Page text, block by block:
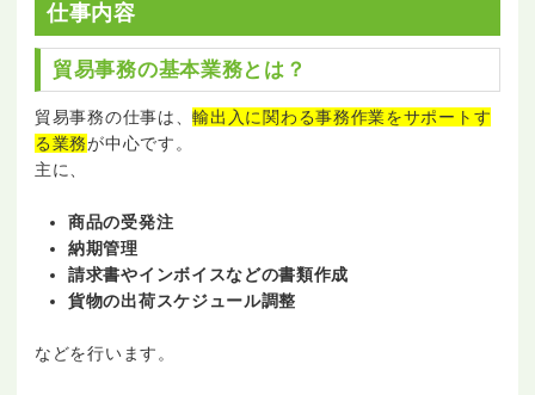
仕事内容
貿易事務の基本業務とは？
貿易事務の仕事は、輸出入に関わる事務作業をサポートす
る業務が中心です。
主に、
商品の受発注
納期管理
請求書やインボイスなどの書類作成
貨物の出荷スケジュール調整
などを行います。